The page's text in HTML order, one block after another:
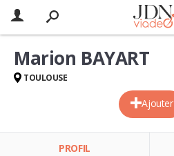
Ajouter
Marion BAYART
TOULOUSE
PROFIL